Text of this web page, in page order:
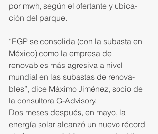
por mwh, según el ofertante y ubica­
ción del parque.
“EGP se consolida (con la su­basta en
México) como la empresa de
renovables más agresiva a nivel
mundial en las subastas de renova­
bles”, dice Máximo Jiménez, socio de
la consultora G-Advisory.
Dos meses después, en mayo, la
energía solar alcanzó un nuevo récord